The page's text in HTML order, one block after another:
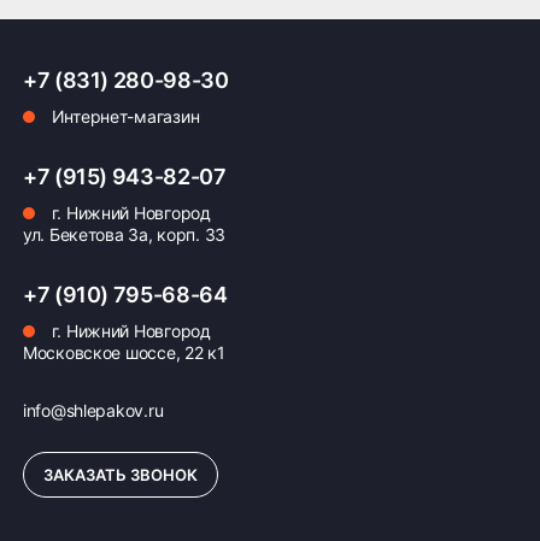
Оплата заказа
Возможна картой, наличными при получении,
также доступно оформление кредита и
+7 (831) 280-98-30
Интернет-магазин
+7 (915) 943-82-07
г. Нижний Новгород
ул. Бекетова 3а, корп. 33
+7 (910) 795-68-64
г. Нижний Новгород
Московское шоссе, 22 к1
info@shlepakov.ru
ЗАКАЗАТЬ ЗВОНОК